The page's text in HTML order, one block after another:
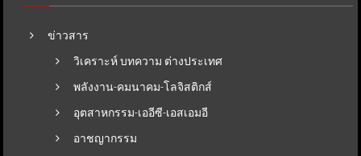
ข่าวสาร
วิเคราะห์ บทความ ต่างประเทศ
พลังงาน-คมนาคม-โลจิสติกส์
อุตสาหกรรม-เออีซี-เอสเอมอี
อาชญากรรม